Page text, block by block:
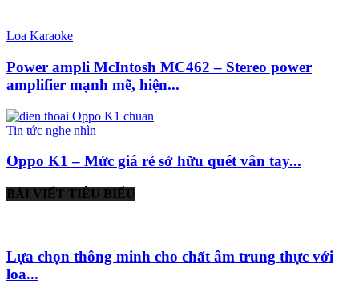
Loa Karaoke
Power ampli McIntosh MC462 – Stereo power
amplifier mạnh mẽ, hiện...
Tin tức nghe nhìn
Oppo K1 – Mức giá rẻ sở hữu quét vân tay...
BÀI VIẾT TIÊU BIỂU
Lựa chọn thông minh cho chất âm trung thực với
loa...